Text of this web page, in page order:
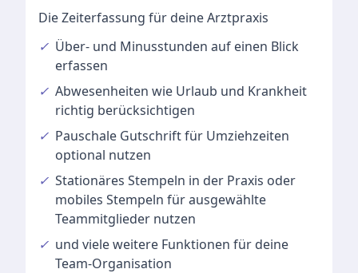
Die Zeiterfassung für deine Arztpraxis
✓ Über- und Minusstunden auf einen Blick
erfassen
✓ Abwesenheiten wie Urlaub und Krankheit
richtig berücksichtigen
✓ Pauschale Gutschriftfür Umziehzeiten
optional nutzen
✓ Stationäres Stempeln in der Praxis oder
mobiles Stempeln für ausgewählte
Teammitglieder nutzen
✓ und vieleweitere Funktionen für deine
Team-Organisation